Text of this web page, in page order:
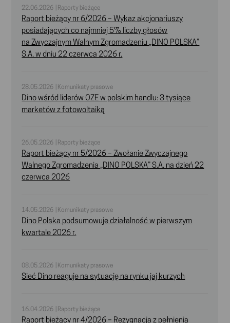
22.06.2026 | Raporty bieżące
Raport bieżący nr 6/2026 – Wykaz akcjonariuszy
posiadających co najmniej 5% liczby głosów
na Zwyczajnym Walnym Zgromadzeniu „DINO POLSKA”
S.A. w dniu 22 czerwca 2026 r.
28.05.2026 | Komunikaty prasowe
Dino wśród liderów OZE w polskim handlu: 3 tysiące
marketów z fotowoltaiką
26.05.2026 | Raporty bieżące
Raport bieżący nr 5/2026 – Zwołanie Zwyczajnego
Walnego Zgromadzenia „DINO POLSKA” S.A. na dzień 22
czerwca 2026
14.05.2026 | Komunikaty prasowe
Dino Polska podsumowuje działalność w pierwszym
kwartale 2026 r.
08.05.2026 | Komunikaty prasowe
Sieć Dino reaguje na sytuację na rynku jaj kurzych
16.04.2026 | Raporty bieżące
Raport bieżący nr 4/2026 – Rezygnacja z pełnienia